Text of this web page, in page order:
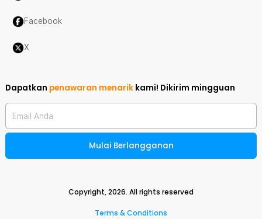
Facebook
X
Dapatkan penawaran menarik kami! Dikirim mingguan
Email Anda
Mulai Berlangganan
Copyright,2026. All rights reserved
Terms & Conditions